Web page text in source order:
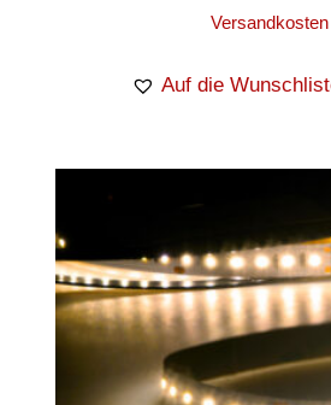
Versandkosten
Auf die